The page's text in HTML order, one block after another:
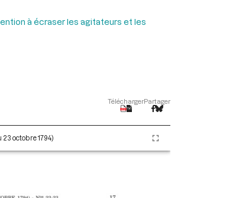
à écraser les agitateurs et les
TéléchargerPartager
octobre 1794)